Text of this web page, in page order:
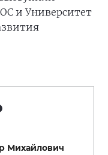
и Университет
Михайлович